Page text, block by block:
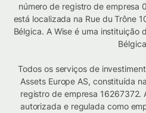
número de registro de empresa
está localizada na Rue du Trône
Bélgica. A Wise é uma instituição
Todos os serviços de
Assets Europe AS, constituída
registro de empresa 16267372.
autorizada e regulada como